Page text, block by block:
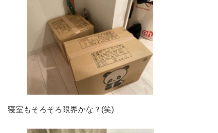
寝室もそろそろ限界かな？(笑)